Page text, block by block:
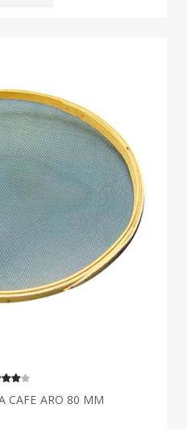
CAFE ARO 80 MM